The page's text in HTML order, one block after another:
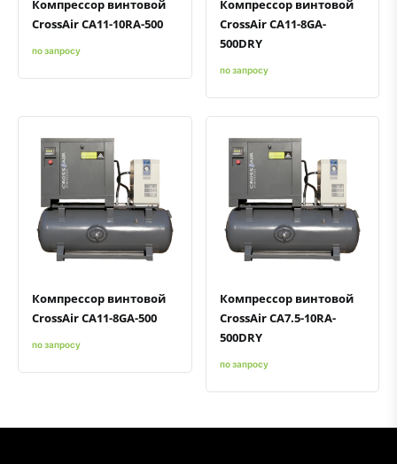
Компрессор винтовой
CrossAir CA11-10RA-500
по запросу
Компрессор винтовой
CrossAir CA11-8GA-
500DRY
по запросу
Быстрый просмотр
Добавить к сравнению
Добавить в избранное
Компрессор винтовой
CrossAir CA11-8GA-500
по запросу
Быстрый просмотр
Добавить к сравнению
Добавить в избранное
Компрессор винтовой
CrossAir CA7.5-10RA-
500DRY
по запросу